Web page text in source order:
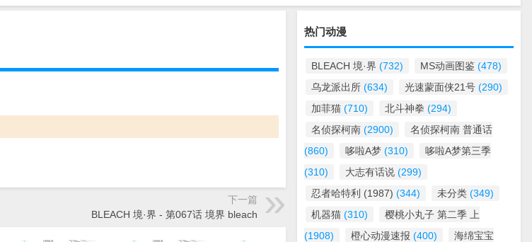
下一篇
BLEACH 境·界 - 第067话 境界 bleach
热门动漫
BLEACH 境·界 (732) MS动画图鉴 (478)
乌龙派出所 (634) 光速蒙面侠21号 (290)
加菲猫 (710) 北斗神拳 (294)
名侦探柯南 (2900)
名侦探柯南 普通话
(860)
哆啦A梦 (310)
哆啦A梦第三季
(310)
大志有话说 (299)
忍者哈特利 (1987) (344) 未分类 (349)
机器猫 (310)
樱桃小丸子 第二季 上
(1908)
橙心动漫速报 (400)
海绵宝宝